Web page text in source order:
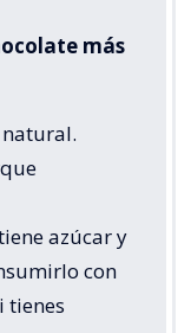
más
azúcar y
con
tienes